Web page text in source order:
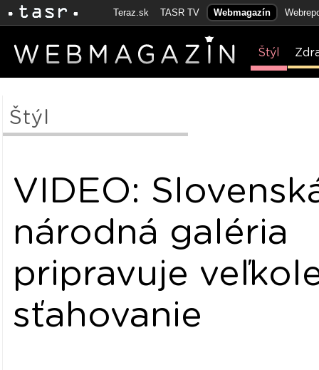
Teraz.sk TASR TV Webmagazín
Štýl
Štýl
VIDEO:
národná galéria
pripravuje
sťahovanie